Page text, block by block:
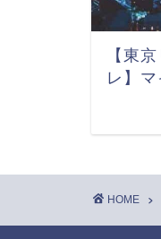
【東
レ】
HOME